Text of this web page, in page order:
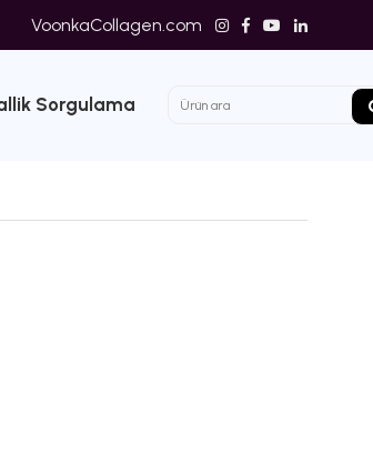
VoonkaCollagen.com
Sorgulama